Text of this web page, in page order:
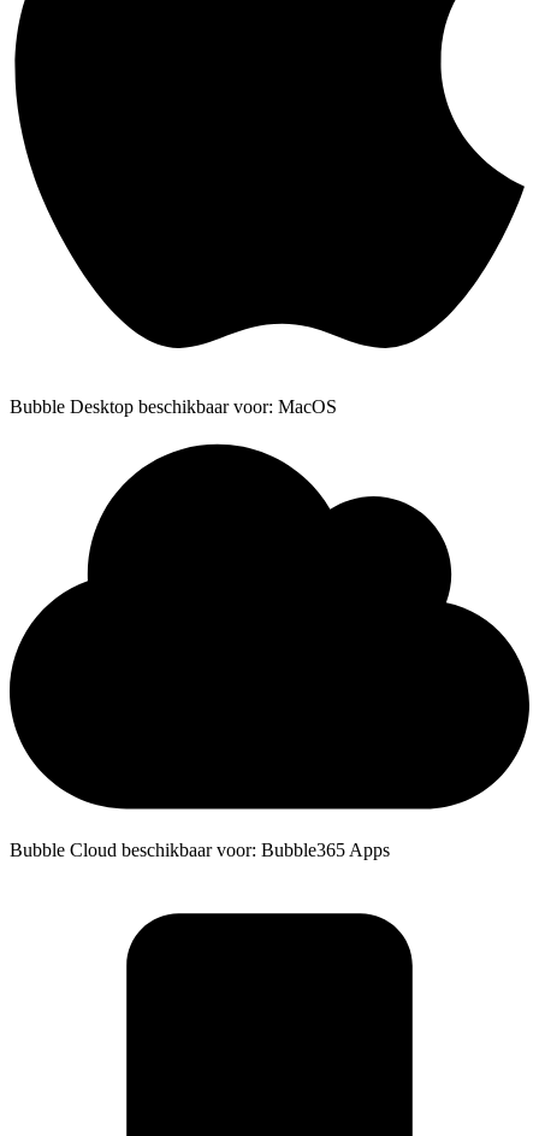
Bubble Desktop beschikbaar voor: MacOS
Bubble Cloud beschikbaar voor: Bubble365 Apps